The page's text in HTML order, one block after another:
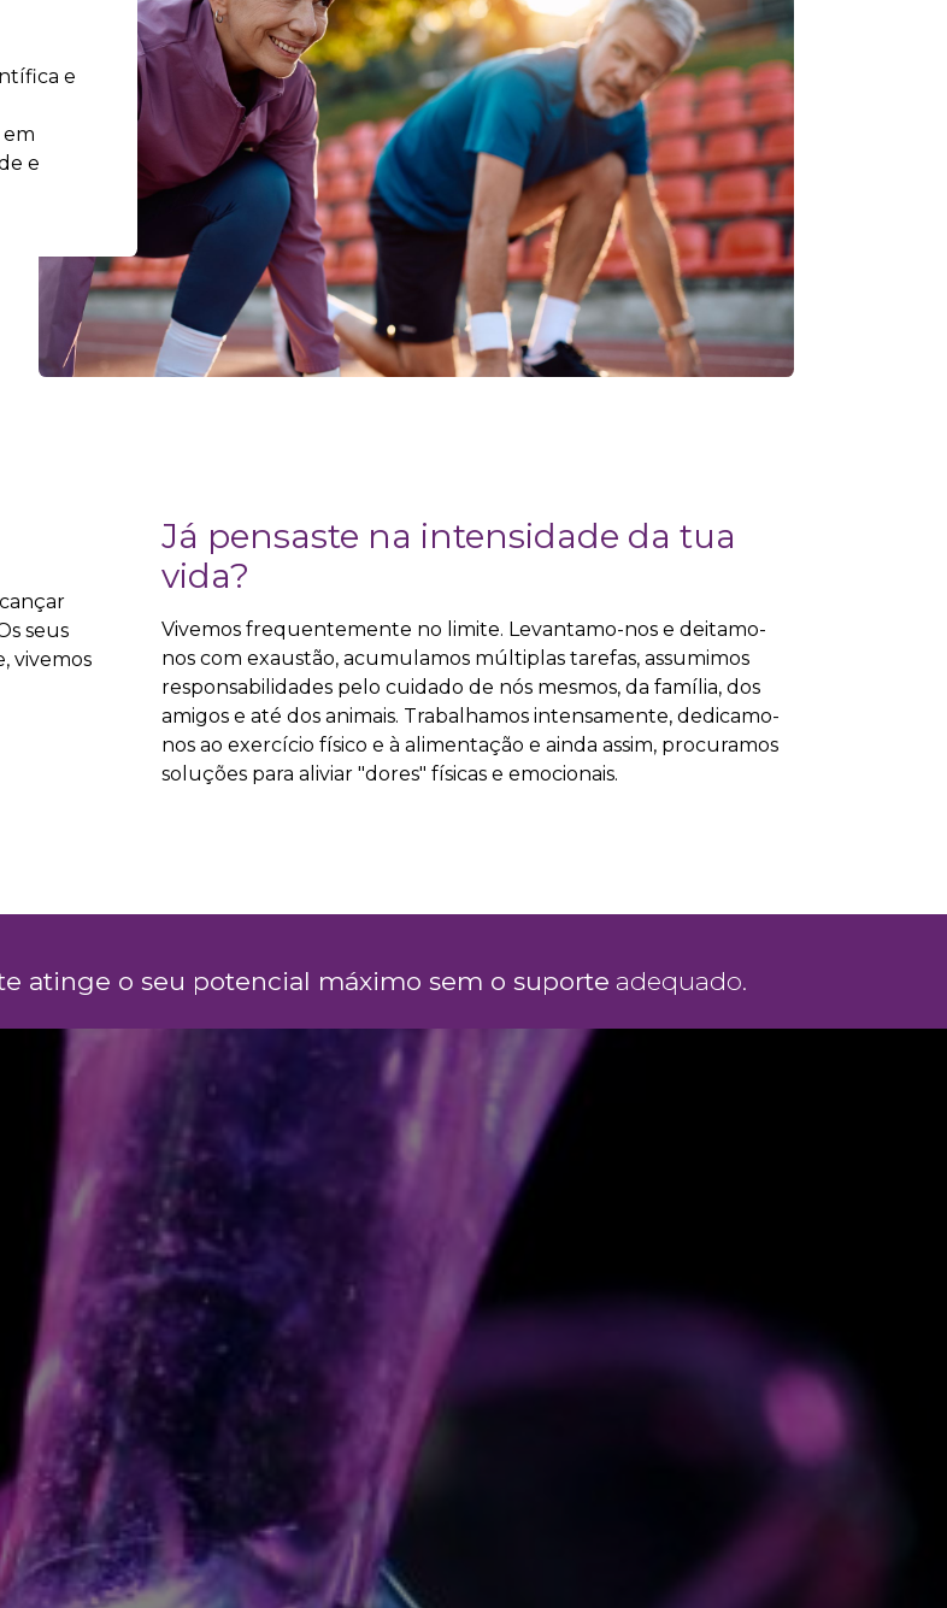
e
e
Já pensaste na intensidade da tua
vida?
Vivemos frequentemente no limite. Levantamo-nos e deitamo-
nos com exaustão, acumulamos múltiplas tarefas, assumimos
responsabilidades pelo cuidado de nós mesmos, da família, dos
amigos e até dos animais. Trabalhamos intensamente, dedicamo-
nos ao exercício físico e à alimentação e ainda assim, procuramos
soluções para aliviar "dores" físicas e emocionais.
seus
vivemos
atinge o seu ​potencial máximo sem o suporte adequado.